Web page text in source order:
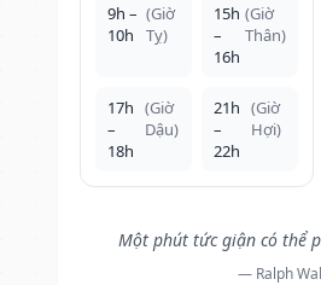
9h –
10h
(Giờ
Tỵ)
15h
–
16h
(Giờ
Thân)
17h
–
18h
(Giờ
Dậu)
21h
–
22h
(Giờ
Hợi)
Một phút tức giận có thể
— Ralph